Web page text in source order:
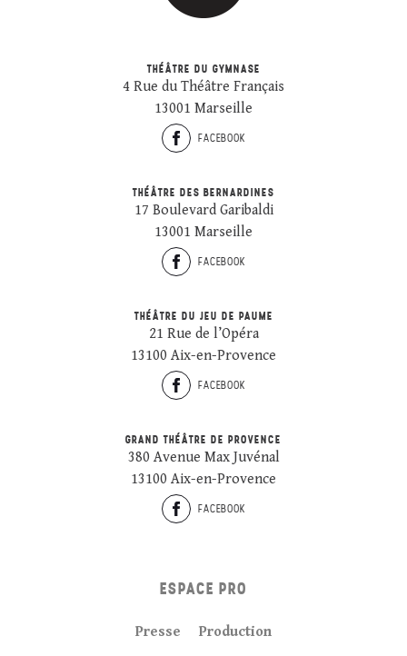
THÉÂTRE DU GYMNASE
4 Rue du Théâtre Français
13001 Marseille
FACEBOOK
THÉÂTRE DES BERNARDINES
17 Boulevard Garibaldi
13001 Marseille
FACEBOOK
THÉÂTRE DU JEU DE PAUME
21 Rue de l’Opéra
13100 Aix-en-Provence
FACEBOOK
GRAND THÉÂTRE DE PROVENCE
380 Avenue Max Juvénal
13100 Aix-en-Provence
FACEBOOK
ESPACE PRO
Presse Production